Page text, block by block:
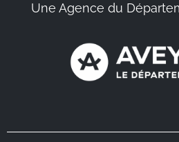
Une Agence du